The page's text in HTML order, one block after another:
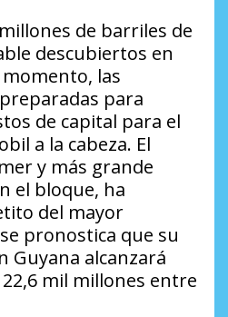
de barriles de
descubiertos en
las
para
de capital para el
a la cabeza. El
y más grande
el bloque, ha
del mayor
pronostica que su
Guyana alcanzará
mil millones entre